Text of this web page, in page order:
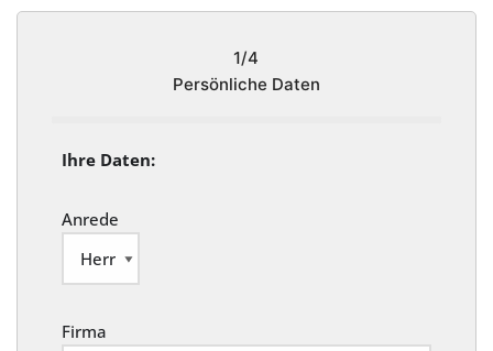
1/4
Persönliche Daten
Ihre Daten:
Anrede
Firma